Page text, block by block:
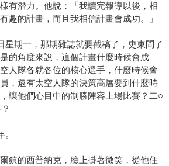
有潛力。他說：「我讀完報導以後，相
趣的計畫，而且我相信計畫會成功。」
星期一，那期雜誌就要截稿了，史東問了
的角度來說，這個計畫什麼時候會成
人隊各就各位的核心選手，什麼時候會
，還有太空人隊的決策高層要到什麼時
讓他們心目中的制勝陣容上場比賽？二○
鎮的西普納克，臉上掛著微笑，從他住